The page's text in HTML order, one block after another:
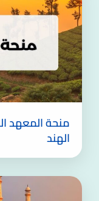
منحة المعهد
الهند